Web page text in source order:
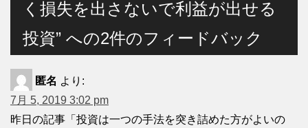
く損失を出さないで利益が出せる
投資” への2件のフィードバック
匿名 より:
7月 5, 2019 3:02 pm
昨日の記事「投資は一つの手法を突き詰めた方がよいの